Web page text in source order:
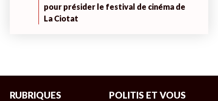
pour présider le festival de cinéma de
La Ciotat
RUBRIQUES POLITIS ET VOUS